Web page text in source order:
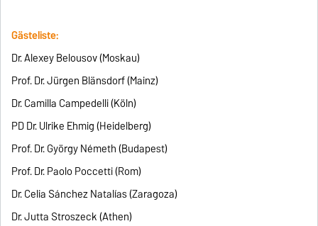
Gästeliste:
Dr. Alexey Belousov (Moskau)
Prof. Dr. Jürgen Blänsdorf (Mainz)
Dr. Camilla Campedelli (Köln)
PD Dr. Ulrike Ehmig (Heidelberg)
Prof. Dr. György Németh (Budapest)
Prof. Dr. Paolo Poccetti (Rom)
Dr. Celia Sánchez Natalías (Zaragoza)
Dr. Jutta Stroszeck (Athen)